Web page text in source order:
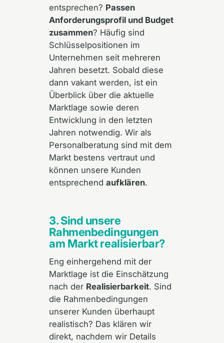
entsprechen? Passen
Anforderungsprofil und Budget
zusammen? Häufig sind
Schlüsselpositionen im
Unternehmen seit mehreren
Jahren besetzt. Sobald diese
dann vakant werden, ist ein
Überblick über die aktuelle
Marktlage sowie deren
Entwicklung in den letzten
Jahren notwendig. Wir als
Personalberatung sind mit dem
Markt bestens vertraut und
können unsere Kunden
entsprechendaufklären.
3. Sind unsere
Rahmenbedingungen
am Markt realisierbar?
Eng einhergehend mit der
Marktlage ist die Einschätzung
nach der Realisierbarkeit. Sind
die Rahmenbedingungen
unserer Kunden überhaupt
realistisch? Das klären wir
direkt, nachdem wir Details